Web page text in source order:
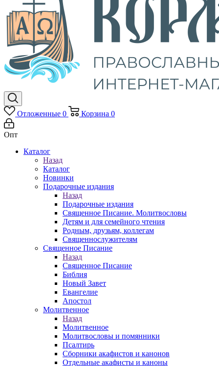
Отложенные 0 Корзина 0
Опт
Каталог
Назад
Каталог
Новинки
Подарочные издания
Назад
Подарочные издания
Священное Писание. Молитвословы
Детям и для семейного чтения
Родным, друзьям, коллегам
Священнослужителям
Священное Писание
Назад
Священное Писание
Библия
Новый Завет
Евангелие
Апостол
Молитвенное
Назад
Молитвенное
Молитвословы и помянники
Псалтирь
Сборники акафистов и канонов
Отдельные акафисты и каноны